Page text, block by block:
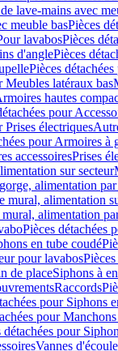
de lave-mains avec
meuble basPièces
lavabosPièces
d'anglePièces
Pièces
Meubles latéraux bas
hautes
pour
Prises électriques
pour Armoires à
accessoiresPrises
sur secteur
alimentation
mural, alimentation
alimentation
Pièces détachées
en tube coudé
pour lavabos
de placeSiphons à
Raccords
pour Siphons
pour
détachées pour
Vannes